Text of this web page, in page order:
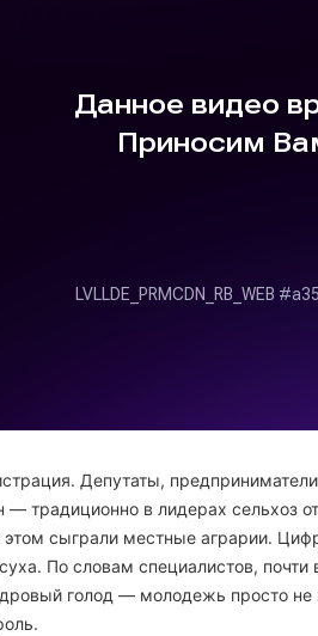
Депутаты,
традиционно в лидерах сельхоз
сыграли местные аграрии.
По словам специалистов,
голод — молодежь просто не